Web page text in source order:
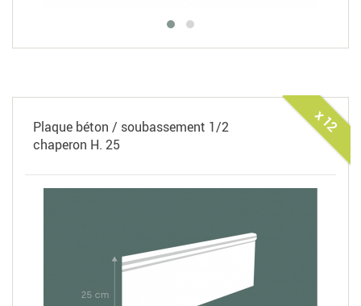
x 12
Plaque béton / soubassement 1/2
chaperon H. 25